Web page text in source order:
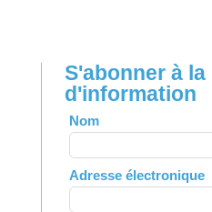
S'abonner à la
d'information
Leave
this
field
blank
Nom
Adresse électronique